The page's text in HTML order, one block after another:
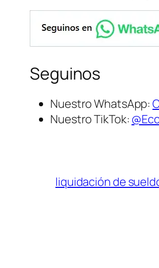
Seguinos
Nuestro WhatsApp:
Nuestro TikTok:
liquidación de